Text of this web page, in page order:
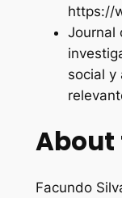
https://
Journal
social y
About
Facundo